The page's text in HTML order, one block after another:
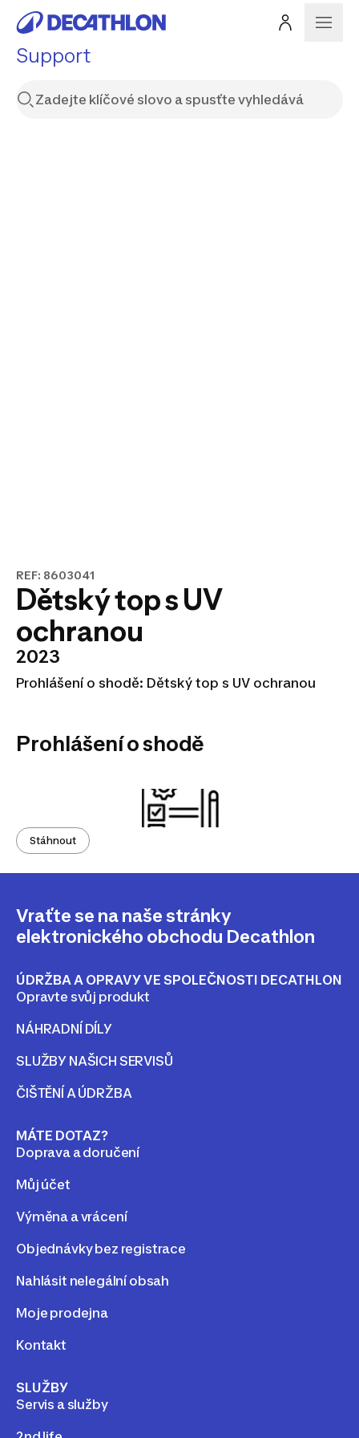
Support
REF: 8603041
Dětský top s UV
ochranou
2023
Prohlášení o shodě: Dětský top s UV ochranou
Prohlášení o shodě
Stáhnout
Vraťte se na naše stránky
elektronického obchodu Decathlon
ÚDRŽBA A OPRAVY VE SPOLEČNOSTI DECATHLON
Opravte svůj produkt
NÁHRADNÍ DÍLY
SLUŽBY NAŠICH SERVISŮ
ČIŠTĚNÍ A ÚDRŽBA
MÁTE DOTAZ?
Doprava a doručení
Můj účet
Výměna a vrácení
Objednávky bez registrace
Nahlásit nelegální obsah
Moje prodejna
Kontakt
SLUŽBY
Servis a služby